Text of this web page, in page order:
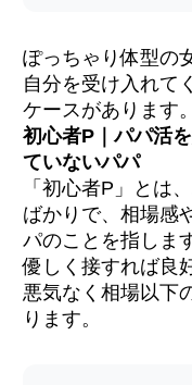
ぽっちゃり体型の
自分を受け入れて
ケースがあります。
初心者P｜パパ活
ていないパパ
「初心者P」とは
ばかりで、相場感
パのことを指しま
優しく接すれば良
悪気なく相場以下
ります。